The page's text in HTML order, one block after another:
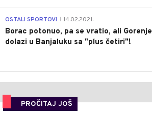
OSTALI SPORTOVI 14.02.2021.
Borac potonuo, pa se vratio, ali Gorenje
dolazi u Banjaluku sa "plus četiri"!
PROČITAJ JOŠ